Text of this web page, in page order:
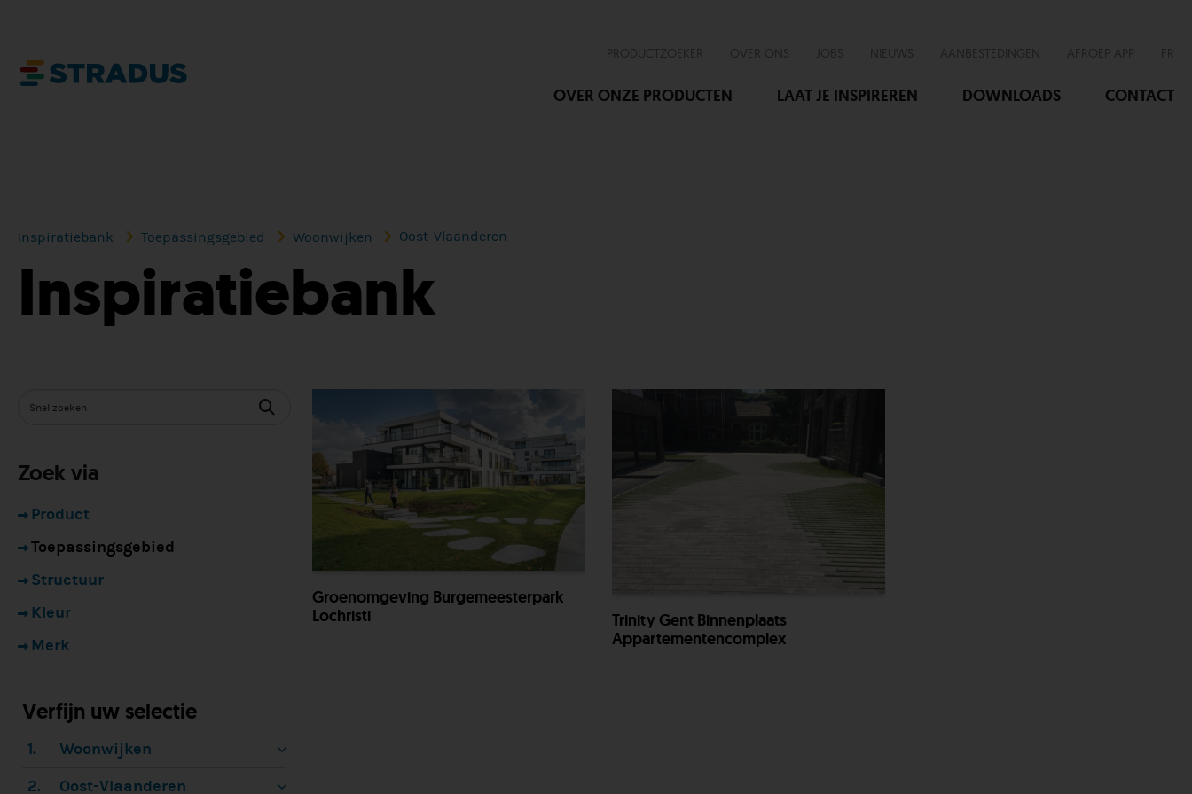
OVER ONZE PRODUCTEN LAAT JE INSPIREREN DOWNLOADS CONTACT
Inspiratiebank Toepassingsgebied Woonwijken Oost-Vlaanderen
Inspiratiebank
Zoek via
Product
Toepassingsgebied
Structuur
Kleur
Merk
Verfijn uw selectie
1.
Woonwijken
2.
Oost-Vlaanderen
Groenomgeving Burgemeesterpark
Lochristi
Trinity Gent Binnenplaats
Appartementencomplex